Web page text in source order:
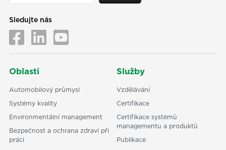
Sledujte nás
Oblasti
Automobilový průmysl
Systémy kvality
Environmentální management
Bezpečnost a ochrana zdraví při
práci
Služby
Vzdělávání
Certifikace
Certifikace systémů
managementu a produktů
Publikace